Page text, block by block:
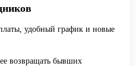
удобный график и новые
возвращать бывших